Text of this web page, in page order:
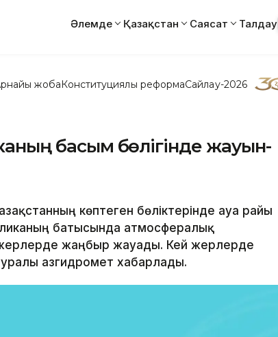
Әлемде Қазақстан Саясат Талдау
жобаКонституциялық реформаСайлау-2026
басым бөлігінде жауын-
көптеген бөліктерінде ауа райы
батысында атмосфералық
жаңбыр жауады. Кей жерлерде
Қазгидромет хабарлады.